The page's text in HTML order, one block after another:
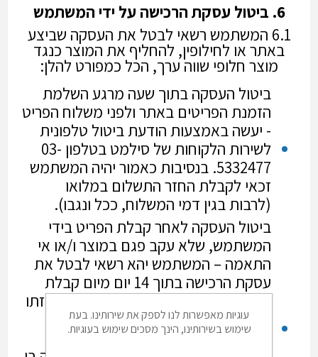
6. ביטול עסקת הרכישה על ידי המשתמש
6.1 המשתמש רשאי לבטל את העסקה שביצע
באתר או לחילופין, להחליף את המוצר כנגד
מוצר חלופי שווה ערך, הכל כמפורט להלן:
ביטול העסקה בתוך שעה מרגע השלמת
הזמנת הפריטים באתר ולפני משלוח הפריט
- יעשה באמצעות הודעת ביטול טלפונית
לשירות הלקוחות של סילמט בטלפון 03-
5332477. בנסיבות כאמור יהיה המשתמש
זכאי לקבלת החזר התשלום במלואו
(לרבות בגין דמי המשלוח, ככל ונגבו).
ביטול העסקה לאחר קבלת הפריט בידי
המשתמש, שלא עקב פגם במוצר ו/או אי
התאמה – המשתמש יהא רשאי לבטל את
עסקת הרכישה בתוך 14 יום מיום קבלת
הפריט ובתנאי שהמוצר תקין, ארוז באריזתו
המקורית ולא נעשה בו שימוש. ביטול
העסקה יבוצע באמצעות השבת הפריט
עוגיות מאפשרות לנו לספק את שירותינו. בעת
שימוש בשירותינו, הינך מסכים שימוש בעוגיות.